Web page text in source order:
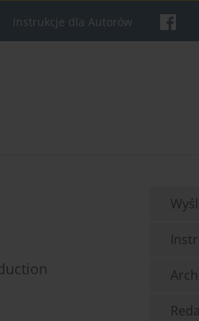
Instrukcje dla Autorów